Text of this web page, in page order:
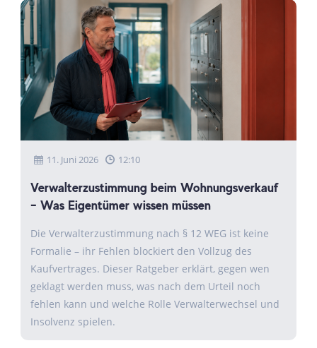
11. Juni 2026 12:10
Verwalterzustimmung beim Wohnungsverkauf
– Was Eigentümer wissen müssen
Die Verwalterzustimmung nach § 12 WEG ist keine
Formalie – ihr Fehlen blockiert den Vollzug des
Kaufvertrages. Dieser Ratgeber erklärt, gegen wen
geklagt werden muss, was nach dem Urteil noch
fehlen kann und welche Rolle Verwalterwechsel und
Insolvenz spielen.